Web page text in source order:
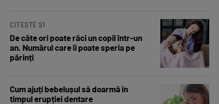
CITEȘTE ȘI
De câte ori poate răci un copil într-un
an. Numărul care îi poate speria pe
părinți
Cum ajuți bebelușul să doarmă în
timpul erupției dentare